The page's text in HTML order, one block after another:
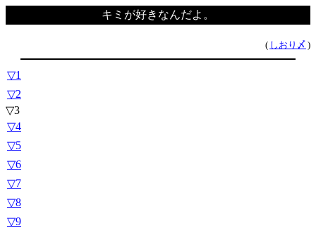
キミが好きなんだよ。
( しおり〆 )
▽1
▽2
▽3
▽4
▽5
▽6
▽7
▽8
▽9